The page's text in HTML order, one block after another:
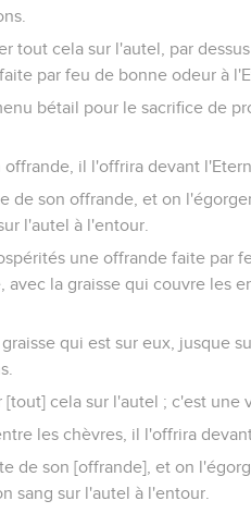
tout cela sur l'autel, par
par feu de bonne odeur à
bétail pour le sacrifice de
il l'offrira devant
de son offrande, et on
l'autel à l'entour.
une offrande faite par
la graisse qui couvre les
qui est sur eux, jusque
[tout] cela sur l'autel ; c'est une
les chèvres, il l'offrira
de son [offrande], et on
sang sur l'autel à l'entour.